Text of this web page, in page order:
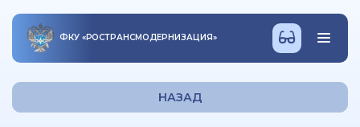
ФКУ «РОСТРАНСМОДЕРНИЗАЦИЯ»
НАЗАД